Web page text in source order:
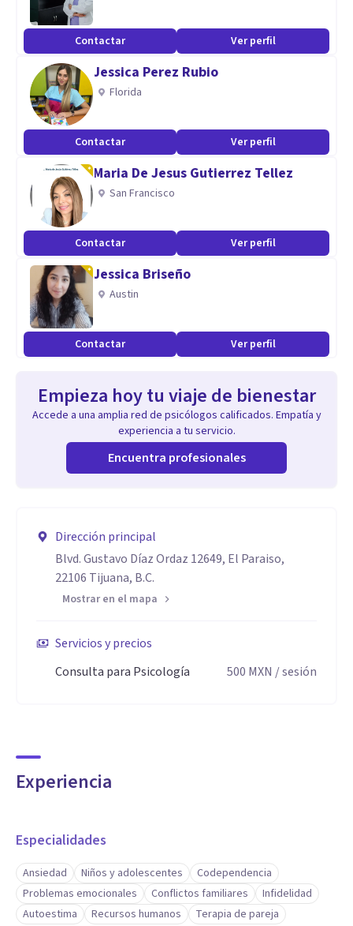
Contactar Ver perfil
Jessica Perez Rubio
Florida
Contactar Ver perfil
Maria De Jesus Gutierrez Tellez
San Francisco
Contactar Ver perfil
Jessica Briseño
Austin
Contactar Ver perfil
Empieza hoy tu viaje de bienestar
Accede a una amplia red de psicólogos calificados. Empatía y
experiencia a tu servicio.
Encuentra profesionales
Dirección principal
Blvd. Gustavo Díaz Ordaz 12649, El Paraiso,
22106 Tijuana, B.C.
Mostrar en el mapa
Servicios y precios
Consulta para Psicología
500 MXN / sesión
Experiencia
Especialidades
Ansiedad Niños y adolescentes
Codependencia
Problemas emocionales
Conflictos familiares
Infidelidad
Autoestima
Recursos humanos Terapia de pareja